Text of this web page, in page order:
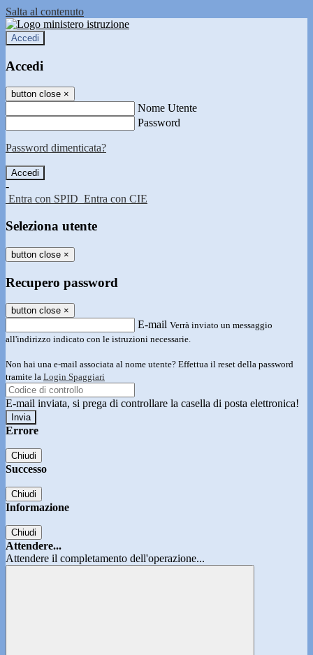
Salta al contenuto
Accedi
Accedi
button close ×
Nome Utente
Password
Password dimenticata?
-
Entra con SPID Entra con CIE
Seleziona utente
button close ×
Recupero password
button close ×
E-mail Verrà inviato un messaggio
all'indirizzo indicato con le istruzioni necessarie.
Non hai una e-mail associata al nome utente? Effettua il reset della password
tramite la Login Spaggiari
E-mail inviata, si prega di controllare la casella di posta elettronica!
Errore
Chiudi
Successo
Chiudi
Informazione
Chiudi
Attendere...
Attendere il completamento dell'operazione...